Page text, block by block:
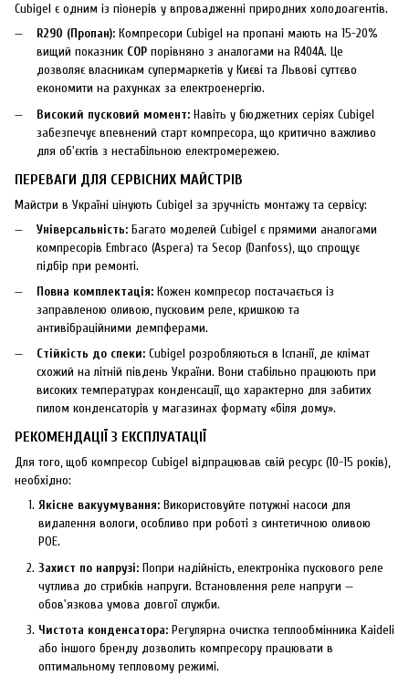
Cubigel є одним із піонерів у впровадженні природних холодоагентів.
R290 (Пропан): Компресори Cubigel на пропані мають на 15-20%
вищий показник COP порівняно з аналогами на R404A. Це
дозволяє власникам супермаркетів у Києві та Львові суттєво
економити на рахунках за електроенергію.
Високий пусковий момент: Навіть у бюджетних серіях Cubigel
забезпечує впевнений старт компресора, що критично важливо
для об'єктів з нестабільною електромережею.
ПЕРЕВАГИ ДЛЯ СЕРВІСНИХ МАЙСТРІВ
Майстри в Україні цінують Cubigel за зручність монтажу та сервісу:
Універсальність: Багато моделей Cubigel є прямими аналогами
компресорів Embraco (Aspera) та Secop (Danfoss), що спрощує
підбір при ремонті.
Повна комплектація: Кожен компресор постачається із
заправленою оливою, пусковим реле, кришкою та
антивібраційними демпферами.
Стійкість до спеки: Cubigel розробляються в Іспанії, де клімат
схожий на літній південь України. Вони стабільно працюють при
високих температурах конденсації, що характерно для забитих
пилом конденсаторів у магазинах формату «біля дому».
РЕКОМЕНДАЦІЇ З ЕКСПЛУАТАЦІЇ
Для того, щоб компресор Cubigel відпрацював свій ресурс (10-15 років),
необхідно:
Якісне вакуумування: Використовуйте потужні насоси для
видалення вологи, особливо при роботі з синтетичною оливою
POE.
Захист по напрузі: Попри надійність, електроніка пускового реле
чутлива до стрибків напруги. Встановлення реле напруги —
обов'язкова умова довгої служби.
Чистота конденсатора: Регулярна очистка теплообмінника Kaideli
або іншого бренду дозволить компресору працювати в
оптимальному тепловому режимі.